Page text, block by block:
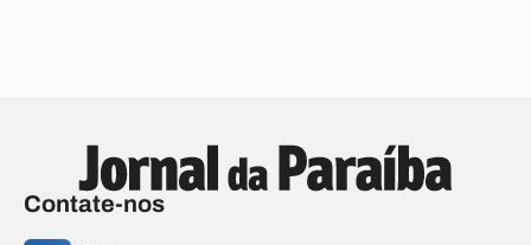
Contate-nos